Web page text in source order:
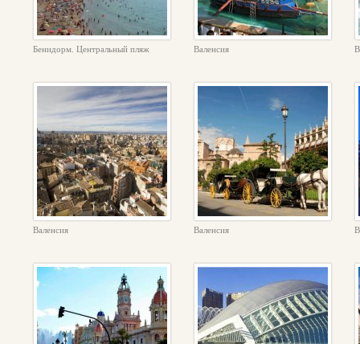
Бенидорм. Центральный пляж Валенсия
Валенсия Валенсия